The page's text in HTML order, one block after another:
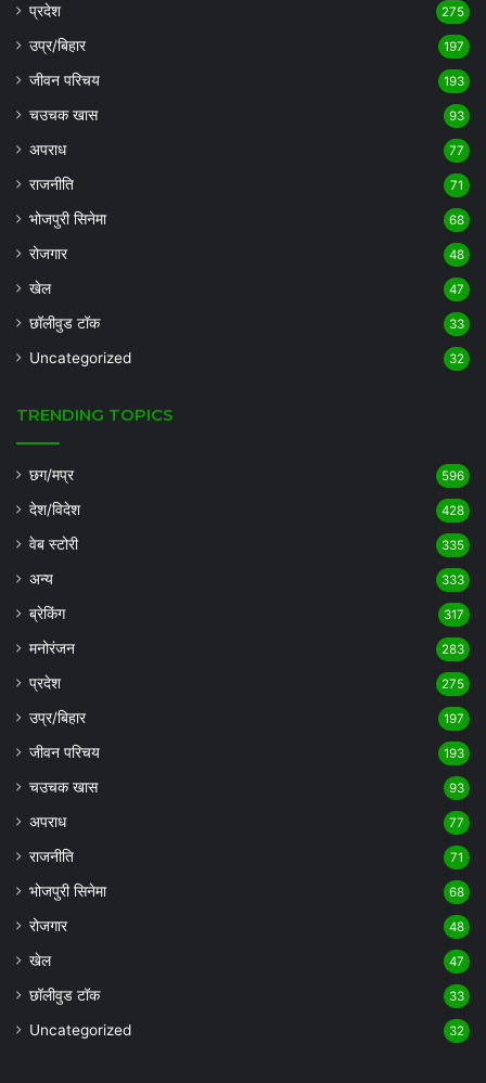
प्रदेश 275
उप्र/बिहार 197
जीवन परिचय 193
चउचक खास 93
अपराध 77
राजनीति 71
भोजपुरी सिनेमा 68
रोजगार 48
खेल 47
छॉलीवुड टॉक 33
Uncategorized 32
TRENDING TOPICS
छग/मप्र 596
देश/विदेश 428
वेब स्टोरी 335
अन्य 333
ब्रेकिंग 317
मनोरंजन 283
प्रदेश 275
उप्र/बिहार 197
जीवन परिचय 193
चउचक खास 93
अपराध 77
राजनीति 71
भोजपुरी सिनेमा 68
रोजगार 48
खेल 47
छॉलीवुड टॉक 33
Uncategorized 32